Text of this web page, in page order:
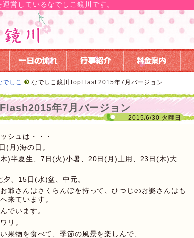
営しているなでしこ鏡川です。
でしこ なでしこ鏡川TopFlash2015年7月バージョン
年7月バージョン
2015/6/30 火曜日
シュは・・・
(月)海の日。
)半夏生、7日(火)小暑、20日(月)土用、23日(木)大
、15日(水)盆、中元。
爺さんはさくらんぼを持って、ひつじのお婆さんはも
来ています。
でいます。
リ。
果物を食べて、季節の風景を楽しんで、